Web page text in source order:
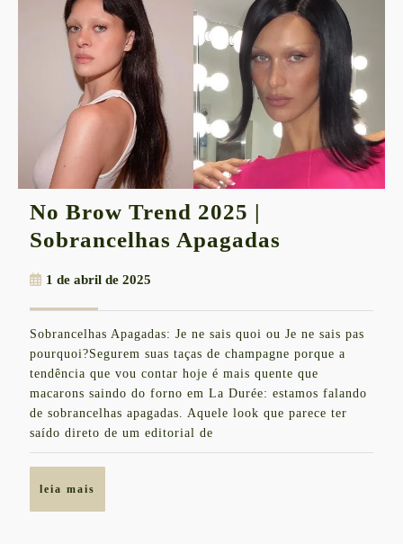
No Brow Trend 2025 |
Sobrancelhas Apagadas
2025
|
Apagadas
1 de abril de 2025
de
2025
Sobrancelhas Apagadas: Je ne sais quoi ou Je ne sais pas
pourquoi?Segurem suas taças de champagne porque a
tendência que vou contar hoje é mais quente que
macarons saindo do forno em La Durée: estamos falando
de sobrancelhas apagadas. Aquele look que parece ter
saído direto de um editorial de
leia mais